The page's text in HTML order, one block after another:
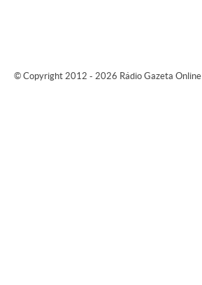
© Copyright 2012 - 2026 Rádio Gazeta Online